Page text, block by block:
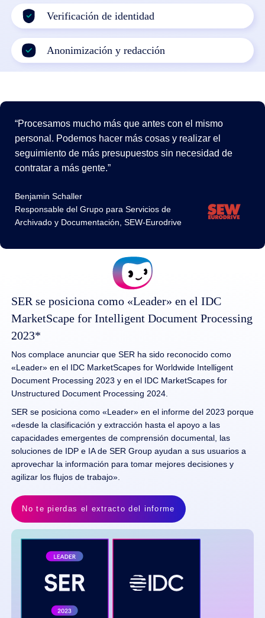
Verificación de identidad
Anonimización y redacción
Procesamos mucho más que antes con el mismo
personal. Podemos hacer más cosas y realizar el
seguimiento de más presupuestos sin necesidad de
contratar a más gente.
Benjamin Schaller
Responsable del Grupo para Servicios de
Archivado y Documentación, SEW-Eurodrive
SER se posiciona como «Leader» en el IDC
MarketScape for Intelligent Document Processing
2023*
Nos complace anunciar que SER ha sido reconocido como
«Leader» en el IDC MarketScapes for Worldwide Intelligent
Document Processing 2023 y en el IDC MarketScapes for
Unstructured Document Processing 2024.
SER se posiciona como «Leader» en el informe del 2023 porque
«desde la clasificación y extracción hasta el apoyo a las
capacidades emergentes de comprensión documental, las
soluciones de IDP e IA de SER Group ayudan a sus usuarios a
aprovechar la información para tomar mejores decisiones y
agilizar los flujos de trabajo».
No te pierdas el extracto del informe